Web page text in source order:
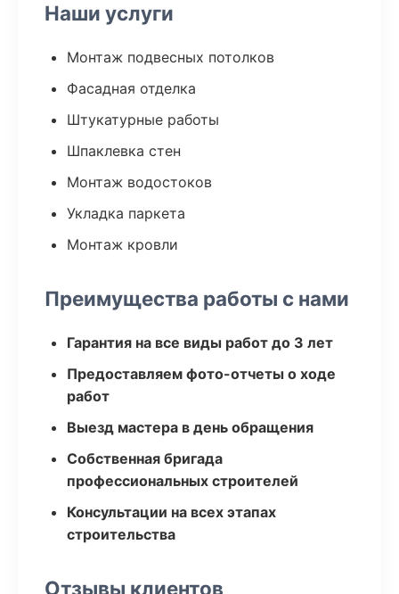
Наши услуги
Монтаж подвесных потолков
Фасадная отделка
Штукатурные работы
Шпаклевка стен
Монтаж водостоков
Укладка паркета
Монтаж кровли
Преимущества работы с нами
Гарантия на все виды работ до 3 лет
Предоставляем фото-отчеты о ходе
работ
Выезд мастера в день обращения
Собственная бригада
профессиональных строителей
Консультации на всех этапах
строительства
Отзывы клиентов